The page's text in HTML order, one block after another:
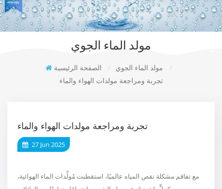
مولد الماء الجوي
الصفحة الرئيسية / مولد الماء الجوي
/
تجربة ومراجعة مولدات الهواء والماء
تجربة ومراجعة مولدات الهواء والماء
27 Jun 2025
مع تفاقم مشكلة نقص المياه عالميًا، استقطبت مُولِّدات الماء الهوائية،